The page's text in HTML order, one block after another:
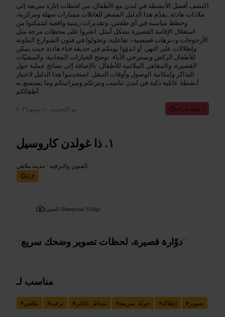
اكتشف أفضل الأنشطة في لندن مع الأطفال، من لحظات إثارة سريعة إلى
ملاذات هادئة. يقدّم هذا الدليل المصغر للعائلات مسارات سهلة ومركزية،
وخطط مناسبة في أي طقس، وتقديرات زمنية واقعية لتتمكنوا من
استغلال الإقامة القصيرة بشكل أمثل. اعثروا على محطات مرحة مثل
الأرجوحات و«نزهات قصصية» تفاعلية، وتجولوا في فنون الشوارع الملونة
وإطلالات على النهر، أو ابدؤوا يومكم في حديقة فناء هادئة حيث يمكن
للأطفال الركض ويسترخي الآباء. نوضح الخيارات المجانية، والمشيّات
القصيرة، والمقاهي الملائمة للأطفال، بالإضافة إلى نصائح عملية حول
التذاكر وإمكانية الوصول وأوقات التنقل. استخدموا هذا الدليل لاختيار
أنشطة عائلية ذكية في لندن تناسب وتيرتكم وميزانيتكم وما يستمتع به
أطفالكم.
تم التحديث ١٠ يونيو ٢٠٢٦ ٦ دقيقة قراءة
ذا غولدن كاروسيل
الفنون والترفيه • مدينة ملاهي
٤٫٢
الصورة /Hampstead Village
“دوّارة قصيرة، لحظات تصوير وضحك سريع”
مناسب لـ
#ملاهي #ترفيه #نشاط_عائلي #جولة_سريعة #إطلالة # تصوير